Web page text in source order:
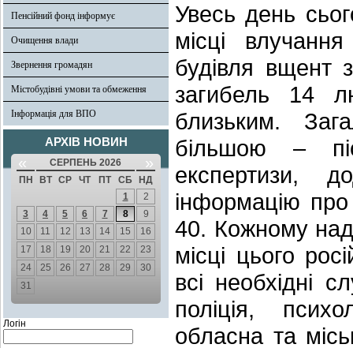
Пенсійний фонд інформує
Очищення влади
Звернення громадян
Містобудівні умови та обмеження
Інформація для ВПО
АРХІВ НОВИН
« СЕРПЕНЬ 2026 »
ПН ВТ СР ЧТ ПТ СБ
НД
1
2
3
4 5 6 7 8
9
10
11 12 13 14 15
16
17
18 19 20 21 22
23
24
25 26 27 28 29
30
31
Логін
Увесь день
місці
будівля вщент
загибель 14
близьким.
більшою –
експертизи,
інформацію
40. Кожному
місці цього
всі необхідні
поліція,
обласна та